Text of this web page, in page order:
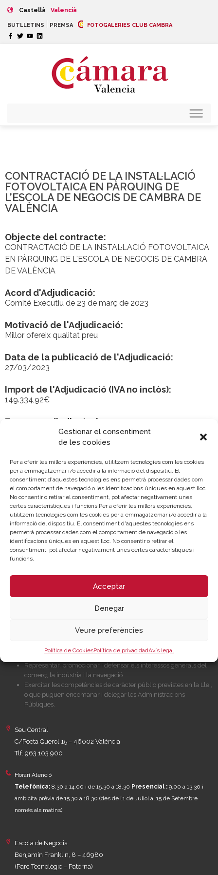
Gestionar el consentiment
de les cookies
Per a oferir les millors experiències, utilitzem tecnologies com les cookies
per a emmagatzemar i/o accedir a la informació del dispositiu. El
consentiment d'aquestes tecnologies ens permetrà processar dades com
el comportament de navegació o les identificacions úniques en aquest lloc.
No consentir o retirar el consentiment, pot afectar negativament unes
certes característiques i funcions.Per a oferir les millors experiències,
utilitzem tecnologies com les cookies per a emmagatzemar i/o accedir a la
informació del dispositiu. El consentiment d'aquestes tecnologies ens
permetrà processar dades com el comportament de navegació o les
identificacions úniques en aquest lloc. No consentir o retirar el
consentiment, pot afectar negativament unes certes característiques i
funcions.
Acceptar
Denegar
Veure preferències
Política de CookiesPolítica de privacidadAvís legal
Castellà Valencià
BUTLLETINS PREMSA FOTOGALERIES CLUB CAMBRA
CONTRACTACIÓ DE LA INSTAL·LACIÓ
FOTOVOLTAICA EN PÀRQUING DE
L’ESCOLA DE NEGOCIS DE CAMBRA DE
VALÈNCIA
Objecte del contracte:
CONTRACTACIÓ DE LA INSTAL·LACIÓ FOTOVOLTAICA
EN PÀRQUING DE L'ESCOLA DE NEGOCIS DE CAMBRA
DE VALÈNCIA
Acord d'Adjudicació:
Comité Executiu de 23 de març de 2023
Motivació de l'Adjudicació:
Millor ofereix qualitat preu
Data de la publicació de l'Adjudicació:
27/03/2023
Import de l'Adjudicació (IVA no inclòs):
149.334,92€
Empresa adjudicatoria:
GDES EFFICIENCY SL
formalització del contracte:
15 dies des de la notificació de l'adjudicació
Sobre la Cambra
Perfil del contractant
Transparència
Preu taula cítrics
Cambra València és una corporació de dret públic, col·laboradora de les
Prestar serveis a les empreses.
Representar, promocionar i defensar els interessos generals del
comerç, la indústria i la navegació.
Exercitar les competències de caràcter públic previstes en la Llei,
o que puguen encomanar i delegar les Administracions
Públiques.
Seu Central
C/Poeta Querol 15 – 46002 València
Tlf. 963 103 900
Horari Atenció
Telefònica: 8.30 a 14.00 i de 15.30 a 18.30 Presencial : 9.00 a 13.30 i
amb cita prèvia de 15.30 a 18.30 (des de l’1 de Juliol al 15 de Setembre
només als matins)
Escola de Negocis
Benjamín Franklin, 8 – 46980
(Parc Tecnològic – Paterna)